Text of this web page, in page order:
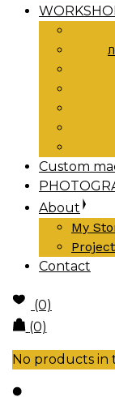
Custom
About
My
Contact
(0)
(0)
No products in